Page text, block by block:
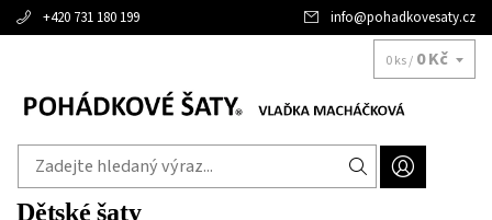
+420 731 180 199 info@pohadkovesaty.cz
0 ks / 0 Kč
Dětské šaty